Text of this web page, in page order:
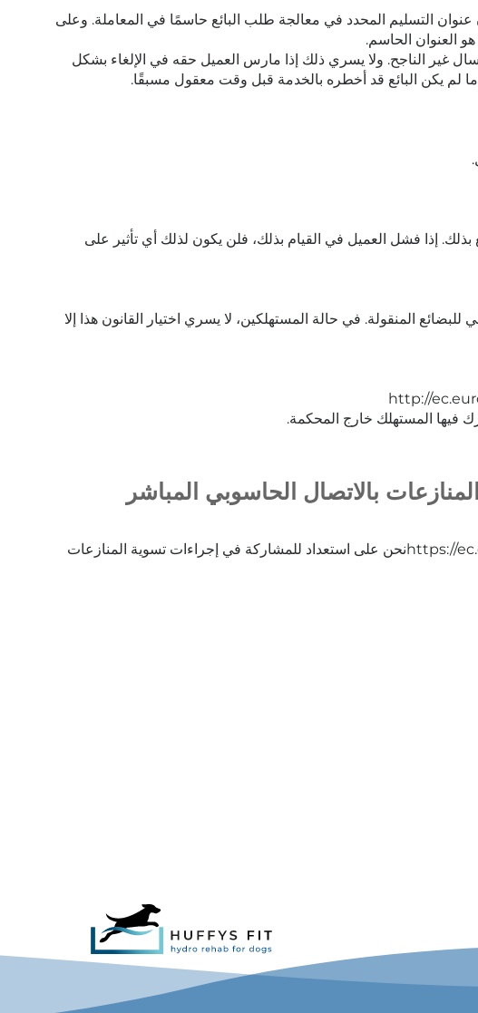
عنوان التسليم المحدد في معالجة طلب البائع حاسمًا في المعاملة. وعلى
غير الناجح. ولا يسري ذلك إذا مارس العميل حقه في الإلغاء بشكل
لم يكن البائع قد أخطره بالخدمة قبل وقت معقول مسبقًا.
إذا فشل العميل في القيام بذلك، فلن يكون لذلك أي تأثير على
للبضائع المنقولة. في حالة المستهلكين، لا يسري اختيار القانون هذا إلا
فيها المستهلك خارج المحكمة.
المادة 14 ( 1 ) من لوائح تسوية المنازعات بالاتصال الحاسوبي المباشر
https://نحن على استعداد للمشاركة في إجراءات تسوية المنازعات